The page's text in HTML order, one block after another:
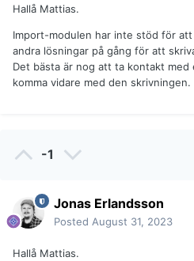
Hallå Mattias.
Import-modulen har inte stöd för att
andra lösningar på gång för att
Det bästa är nog att ta kontakt
komma vidare med den skrivningen.
-1
Jonas Erlandsson
Posted August 31, 2023
Hallå Mattias.